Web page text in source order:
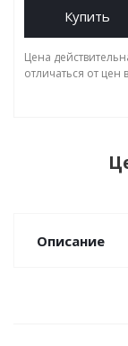
Купить
Цена
отличаться от
Описание